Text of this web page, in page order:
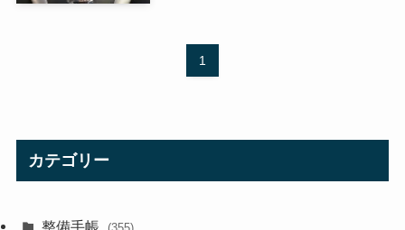
1
カテゴリー
整備手帳